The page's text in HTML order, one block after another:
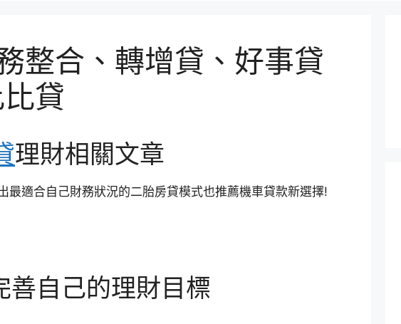
整合、轉增貸、好事貸
貸
理財相關文章
最適合自己財務狀況的二胎房貸模式也推薦機車貸款新選擇!
自己的理財目標